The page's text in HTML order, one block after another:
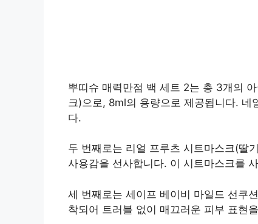
뿌띠슈 매력만점 백 세트 2는 총 3개의
크)으로, 8ml의 용량으로 제공됩니다. 네
다.
두 번째로는 리얼 프루츠 시트마스크(딸
사용감을 선사합니다. 이 시트마스크를
세 번째로는 세이프 베이비 마일드 선쿠
착되어 트러블 없이 매끄러운 피부 표현